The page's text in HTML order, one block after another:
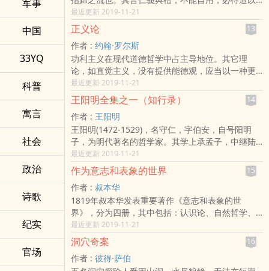
军事
中国
33YQ
科普
寓言
社会
政治
诗歌
纪实
官场
袍，坐禅，戒荤食与禁欲;而是觉知这四种见地，化
解对如幻世事的执着。
众阅读的哲学笔记。编纂《一日一善》无疑是一项
巨大的工程，而托尔斯泰更是在生命的最后一刻仍
系怀于一日一善的校稿工作。这位被誉为关怀世上
无数苦难大众的良知，用他这本求道巨著，为自己
也为人类阐释了有关人生的意义和使命的真理，让
真理切实地存在于我们每个人的生活之中。生活处
处是哲学，只要读者用心去阅读《一日一善》，便
可以从每日的章节中得到启示和鼓舞！让读者积聚
正能量，收获宁静与幸福。
用之，天地萬物各得於一，豈特有功於老子哉。凡
百學者，蓋不可不知乎此也。予於是知弼本深於老
子，而易則末矣。其於易，多假諸老子之旨，而老
子無資於易者，其有餘不足之跡，斷可見也。嗚
呼，學其難哉！弼知佳兵者不祥之器，至於戰勝，
以喪禮處之，非老子之言，乃不知常善救人，故無
棄人；常善救物，故無棄物。獨得諸河上公，而古
本無有也。賴傅奕能辯之爾。然弼題是書曰道德
經，不析乎道德，而上下之，猶近於古歟！其文字
則多謬誤，殆有不可讀者，令人惜之。嘗謂，弼之
於老子，張湛之於列子，郭象之於莊子，杜預之於
左氏，范甯之於穀梁，毛萇之於詩，郭璞之於爾
雅，完然成一家之學，後世雖有作者，未易加也。
予既繕寫弼書，并以記之。 政和乙未十月丁丑 嵩山
晁說之鄜畤記。 克伏誦咸平，聖語有曰，老子道德
經治世之要，明皇解雖燦然可觀，王弼所注，言簡
意深，真得老氏清淨之旨。克自此求弼所注甚力，
而近世希有，蓋久而後得之，往歲攝建寧學官，嘗
以刊行，既又得晁以道先生所題本，不分道德而上
下之，亦無篇目，喜其近古，繕寫藏之，乾道庚
寅，分教京口，復鏤板以傳，若其字之謬訛，前人
已不能證，克焉敢輒易，姑俟夫知者。 三月二十四
最近更新 2019-11-21
正义论 13
作者 : 约翰·罗尔斯
功利主义在现代道德哲学中占主导地位。其它理
论，如直觉主义，没有提供能德观，应当以一种更
抽象的社会契约论来替代功利主义。其出发点是：
社会基本结构是正义的主题，人们在达成其它协议
之前，首先要就这会制度的原则达成协议。然而这
种缔约不是一种实际的历史行为，而是在假定的原
初状态中的选择的结果。对这种选择的哲学描述只
能是：它是相互冷淡的个人在无知之幕背后的选
择。对所选择的原则的直接检验是看按它们安排的
社会制度是否符合人们的直沉判断；另一个检验是
看它们是否适合人们的目的。由此产生了本书的三
个部分：理论、制度、目的。
最近更新 2019-11-21
王阳明全集之一（知行录） 14
作者 : 王阳明
王阳明(1472-1529)，名守仁，字伯安，自号阳明
子，为明代著名的哲学家。其学上承孟子，中继陆
九渊，而形成为风靡时代中后期并与程朱理学分庭
抗礼的阳明心学。其学说不仅对我国明、清现代以
至近现代的儒学有较大影响，而且波及日本、朝鲜
等国，成为东方文化的一个组成部分。今天，正确
评述王阳明学说，是中国思想史和中国文化史研究
的一个重要课题。新版《王阳明全集》经过认真校
勘整理，为海内外学术界深入研究王阳明学提供方
便。
最近更新 2019-11-21
作为意志和表象的世界 15
作者 : 叔本华
1819年叔本华发表重要著作《意志和表象的世
界》，分为四册，其中包括：认识论、自然哲学、
美学和伦理学。这部书标志了叔本华思想发展的顶
点。尽管他因受到同代人的冷遇而感到失望，但他
坚信真理的最后胜利。他认为，“真理是可以等到
的，因为它长久存在”。经过了19年的“无声的愤慨”
最近更新 2019-11-21
洞穴奇案 16
作者 : 彼得·萨伯